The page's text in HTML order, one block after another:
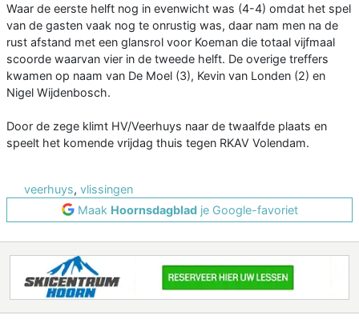
Waar de eerste helft nog in evenwicht was (4-4) omdat het spel
van de gasten vaak nog te onrustig was, daar nam men na de
rust afstand met een glansrol voor Koeman die totaal vijfmaal
scoorde waarvan vier in de tweede helft. De overige treffers
kwamen op naam van De Moel (3), Kevin van Londen (2) en
Nigel Wijdenbosch.
Door de zege klimt HV/Veerhuys naar de twaalfde plaats en
speelt het komende vrijdag thuis tegen RKAV Volendam.
veerhuys, vlissingen
Maak Hoornsdagbladje Google-favoriet